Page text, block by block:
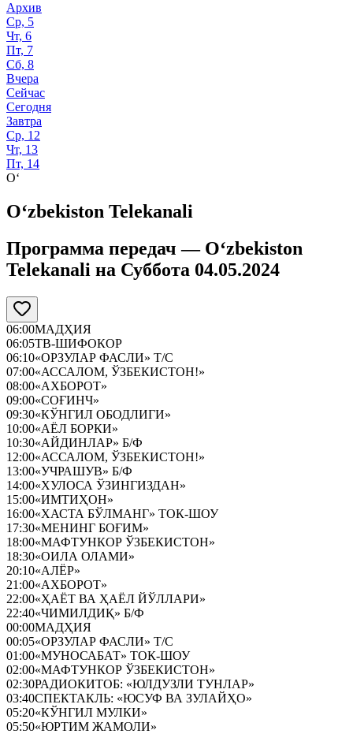
Архив
Ср, 5
Чт, 6
Пт, 7
Сб, 8
Вчера
Сейчас
Сегодня
Завтра
Ср, 12
Чт, 13
Пт, 14
O‘
O‘zbekiston Telekanali
Программа передач — O‘zbekiston
Telekanali на Суббота 04.05.2024
06:00МАДҲИЯ
06:05ТВ-ШИФОКОР
06:10«ОРЗУЛАР ФАСЛИ» Т/С
07:00«АССАЛОМ, ЎЗБЕКИСТОН!»
08:00«АХБОРОТ»
09:00«СОҒИНЧ»
09:30«КЎНГИЛ ОБОДЛИГИ»
10:00«АЁЛ БОРКИ»
10:30«АЙДИНЛАР» Б/Ф
12:00«АССАЛОМ, ЎЗБЕКИСТОН!»
13:00«УЧРАШУВ» Б/Ф
14:00«ХУЛОСА ЎЗИНГИЗДАН»
15:00«ИМТИҲОН»
16:00«ХАСТА БЎЛМАНГ» ТОК-ШОУ
17:30«МЕНИНГ БОҒИМ»
18:00«МАФТУНКОР ЎЗБЕКИСТОН»
18:30«ОИЛА ОЛАМИ»
20:10«АЛЁР»
21:00«АХБОРОТ»
22:00«ҲАЁТ ВА ҲАЁЛ ЙЎЛЛАРИ»
22:40«ЧИМИЛДИҚ» Б/Ф
00:00МАДҲИЯ
00:05«ОРЗУЛАР ФАСЛИ» Т/С
01:00«МУНОСАБАТ» ТОК-ШОУ
02:00«МАФТУНКОР ЎЗБЕКИСТОН»
02:30РАДИОКИТОБ: «ЮЛДУЗЛИ ТУНЛАР»
03:40СПЕКТАКЛЬ: «ЮСУФ ВА ЗУЛАЙҲО»
05:20«КЎНГИЛ МУЛКИ»
05:50«ЮРТИМ ЖАМОЛИ»